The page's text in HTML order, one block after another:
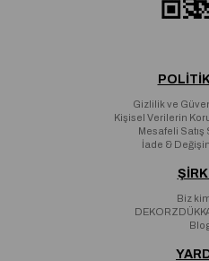
Gizlilik ve
Kişisel Verilerin
Mesafeli
İade &
Biz